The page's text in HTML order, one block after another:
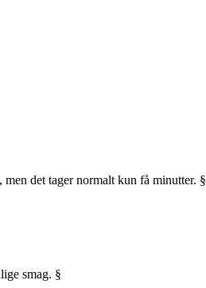
det tager normalt kun få minutter. §
smag. §